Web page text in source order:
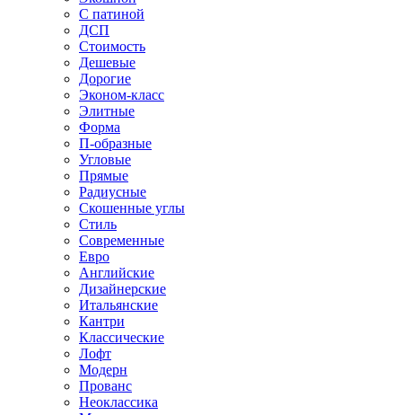
С патиной
ДСП
Стоимость
Дешевые
Дорогие
Эконом-класс
Элитные
Форма
П-образные
Угловые
Прямые
Радиусные
Скошенные углы
Стиль
Современные
Евро
Английские
Дизайнерские
Итальянские
Кантри
Классические
Лофт
Модерн
Прованс
Неоклассика